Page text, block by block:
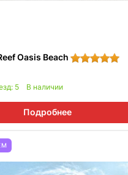
Oasis Beach
5 В наличии
Подробнее